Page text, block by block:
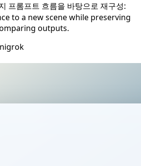
프롬프트 흐름을 바탕으로 재구성:
to a new scene while preserving
outputs.
grok